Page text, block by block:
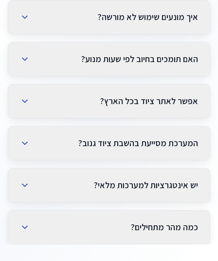
איך מונעים שימוש לא מורשה?
שימוש רק ע"י מורשים ובאזורים וזמנים מאושרים.
האם תומכים בחיוב לפי שעות מנוע?
תחזוקה בזמן.
אפשר לאתר ציוד בכל הארץ?
מלאה גם באזורים מאתגרים.
המערכת מסייעת בהשבת ציוד גנוב?
וגיאופנסים מפרים מאפשרות תגובה מהירה והשבה.
יש אינטגרציות למערכות מלאי?
מלאי או ERP.
כמה מהר מתחילים?